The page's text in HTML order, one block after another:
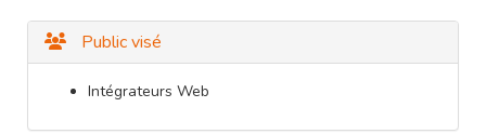
Public visé
Intégrateurs Web